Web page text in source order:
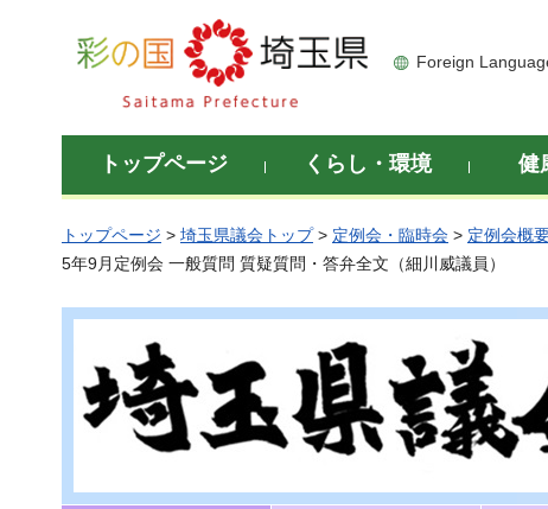
彩の国 埼玉県
Foreign
トップページ くらし・環境 健
トップページ > 埼玉県議会トップ> 定例会・臨時会 > 定例会概
5年9月定例会 一般質問 質疑質問・答弁全文（細川威議員）